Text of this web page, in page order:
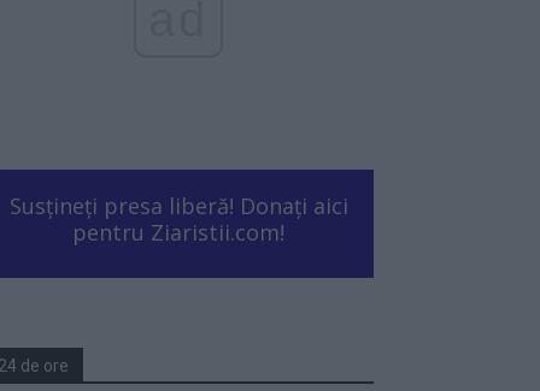
Susțineți presa liberă! Donați aici
pentru Ziaristii.com!
24 de ore